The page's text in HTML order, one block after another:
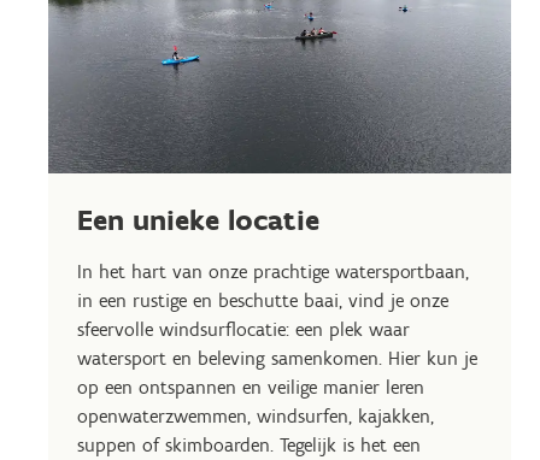
Een unieke locatie
In het hart van onze prachtige watersportbaan,
in een rustige en beschutte baai, vind je onze
sfeervolle windsurflocatie: een plek waar
watersport en beleving samenkomen. Hier kun je
op een ontspannen en veilige manier leren
openwaterzwemmen, windsurfen, kajakken,
suppen of skimboarden. Tegelijk is het een